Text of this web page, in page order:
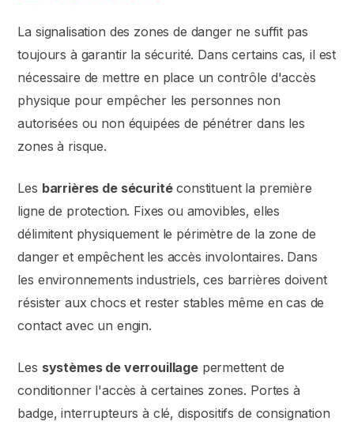
La signalisation des zones de danger ne suffit pas
toujours à garantir la sécurité. Dans certains cas, il est
nécessaire de mettre en place un contrôle d'accès
physique pour empêcher les personnes non
autorisées ou non équipées de pénétrer dans les
zones à risque.
Les barrières de sécuritéconstituent la première
ligne de protection. Fixes ou amovibles, elles
délimitent physiquement le périmètre de la zone de
danger et empêchent les accès involontaires. Dans
les environnements industriels, ces barrières doivent
résister aux chocs et rester stables même en cas de
contact avec un engin.
Les systèmes de verrouillagepermettent de
conditionner l'accès à certaines zones. Portes à
badge, interrupteurs à clé, dispositifs de consignation